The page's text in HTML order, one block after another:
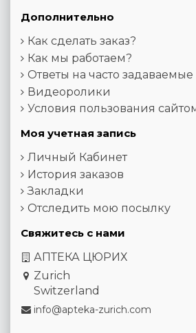
Дополнительно
Как сделать заказ?
Как мы работаем?
Ответы на часто
Видеоролики
Условия пользования
Моя учетная запись
Личный Кабинет
История заказов
Закладки
Отследить мою посылку
Свяжитесь с нами
АПТЕКА ЦЮРИХ
Zurich
Switzerland
info@apteka-zurich.com